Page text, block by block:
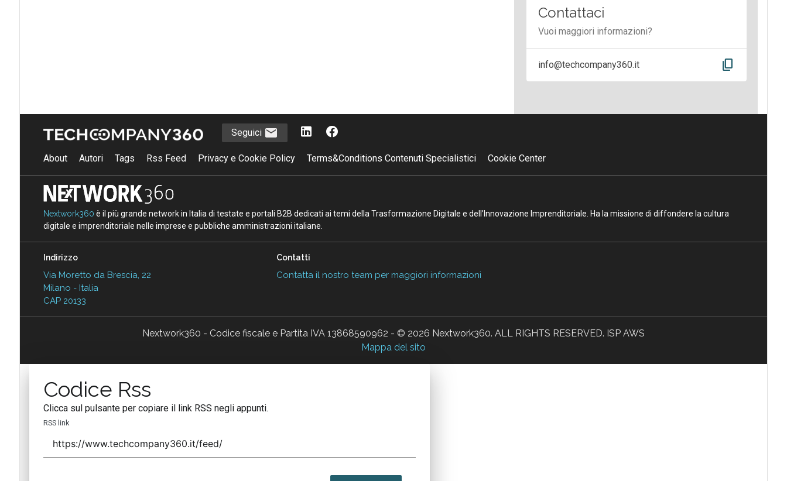
Contattaci
Vuoi maggiori informazioni?
info@techcompany360.it content_copy
Seguici
About Autori Tags Rss Feed Privacy e Cookie Policy Terms&Conditions Contenuti Specialistici Cookie Center
Nextwork360 è il più grande network in Italia di testate e portali B2B dedicati ai temi della Trasformazione Digitale e dell’Innovazione Imprenditoriale. Ha la missione di diffondere la cultura
digitale e imprenditoriale nelle imprese e pubbliche amministrazioni italiane.
Indirizzo
Via Moretto da Brescia, 22
Milano - Italia
CAP 20133
Contatti
Contatta il nostro team per maggiori informazioni
Nextwork360 - Codice fiscale e Partita IVA 13868590962 - © 2026 Nextwork360. ALL RIGHTS RESERVED. ISP AWS
Mappa del sito
Codice Rss
Clicca sul pulsante per copiare il link RSS negli appunti.
RSS link